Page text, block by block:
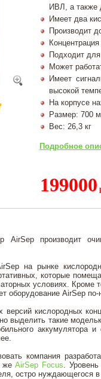
ИВЛ, а также
Имеет два
Производит
Подходит
Может
Имеет
высокой
На корпусе
Размер: 700
Вес: 26,3 кг
Подробное
199000
AirSep производит
на рынке
которые
условиях. Кроме
оборудование AirSep
версий кислородных
выделить такие
компания
жеAirSep Focus .
остро нуждающегося в